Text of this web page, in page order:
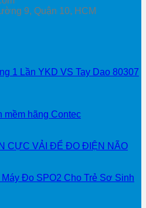
9, Quận 10, HCM
1 Lần YKD VS Tay Dao 80307
mềm hãng Contec
CỰC VẢI ĐỂ ĐO ĐIỆN NÃO
Đo SPO2 Cho Trẻ Sơ Sinh